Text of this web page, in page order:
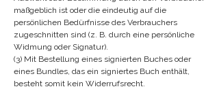
maßgeblich ist oder die eindeutig auf die
persönlichen Bedürfnisse des Verbrauchers
zugeschnitten sind (z. B. durch eine persönliche
Widmung oder Signatur).
(3) Mit Bestellung eines signierten Buches oder
eines Bundles, das ein signiertes Buch enthält,
besteht somit kein Widerrufsrecht.